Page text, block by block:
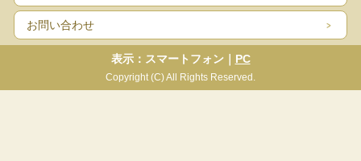
お問い合わせ
表示：スマートフォン｜ PC
Copyright (C) All Rights Reserved.